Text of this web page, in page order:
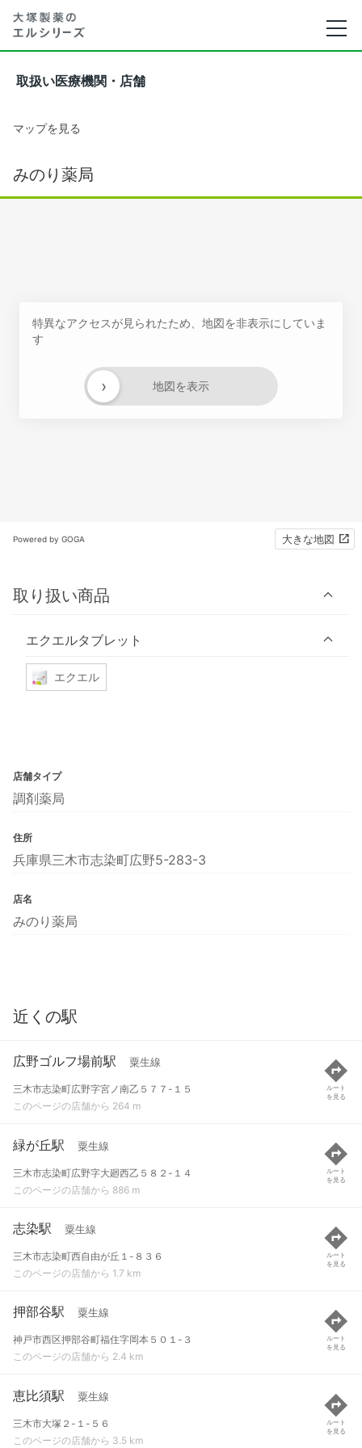
取扱い医療機関・店舗
マップを見る
みのり薬局
特異なアクセスが見られたため、地図を非表示にしていま
す
地図を表示
›
Powered by GOGA 大きな地図
取り扱い商品
エクエルタブレット
エクエル
店舗タイプ
調剤薬局
住所
兵庫県三木市志染町広野5-283-3
店名
みのり薬局
近くの駅
広野ゴルフ場前駅 粟生線
三木市志染町広野字宮ノ南乙５７７-１５
このページの店舗から 264 m
ルート
を見る
緑が丘駅 粟生線
三木市志染町広野字大廻西乙５８２-１４
このページの店舗から 886 m
ルート
を見る
志染駅 粟生線
三木市志染町西自由が丘１-８３６
このページの店舗から 1.7 km
ルート
を見る
押部谷駅 粟生線
神戸市西区押部谷町福住字岡本５０１-３
このページの店舗から 2.4 km
ルート
を見る
恵比須駅 粟生線
三木市大塚２-１-５６
このページの店舗から 3.5 km
ルート
を見る